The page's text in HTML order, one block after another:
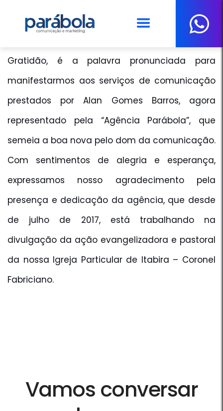
DOM MARCO AURÉLIO GUBIOTTI
Gratidão, é a palavra pronunciada para
manifestarmos aos serviços de comunicação
prestados por Alan Gomes Barros, agora
representado pela “Agência Parábola”, que
semeia a boa nova pelo dom da comunicação.
Com sentimentos de alegria e esperança,
expressamos nosso agradecimento pela
presença e dedicação da agência, que desde
de julho de 2017, está trabalhando na
divulgação da ação evangelizadora e pastoral
da nossa Igreja Particular de Itabira – Coronel
Fabriciano.
Vamos conversar